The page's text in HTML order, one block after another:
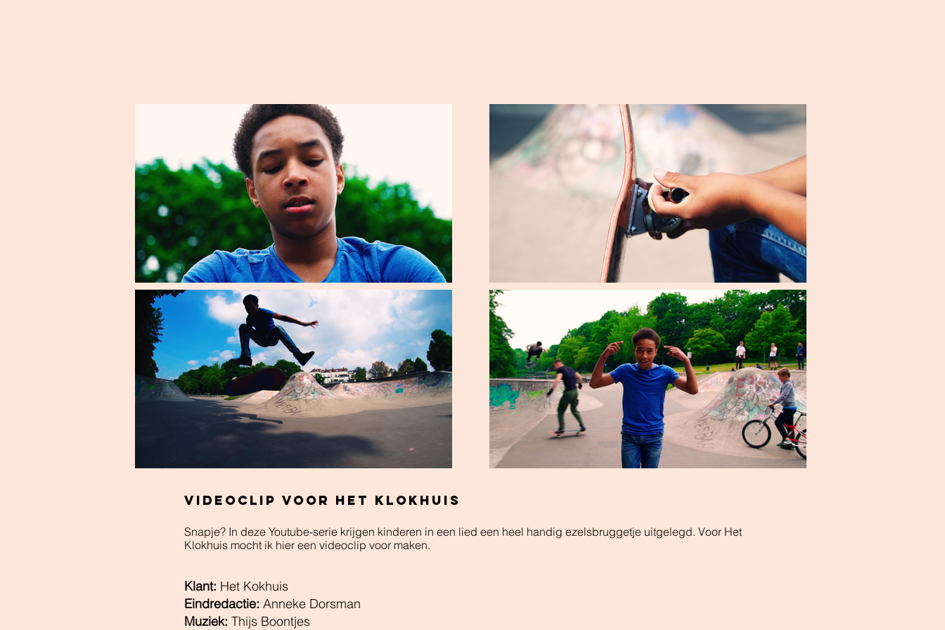
VIDEOCLIP VOOR HET KLOKHUIS
Snapje? In deze Youtube-serie krijgen kinderen in een lied een heel handig ezelsbruggetje uitgelegd. Voor Het
Klokhuis mocht ik hier een videoclip voor maken.
Klant: Het Kokhuis
Eindredactie: Anneke Dorsman
Muziek: Thijs Boontjes